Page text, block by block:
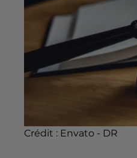
Crédit : Envato - DR